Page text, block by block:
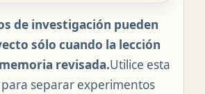
de investigación pueden
sólo cuando la lección
revisada.Utilice esta
separar experimentos